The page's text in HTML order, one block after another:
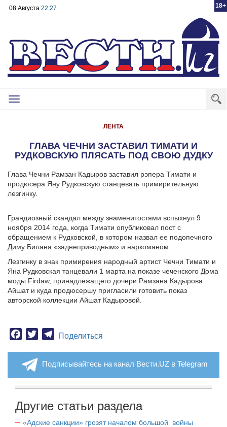
18+
08 Августа 22:27
Toggle
ЛЕНТА
ГЛАВА ЧЕЧНИ ЗАСТАВИЛ ТИМАТИ И
РУДКОВСКУЮ ПЛЯСАТЬ ПОД СВОЮ ДУДКУ
Глава Чечни Рамзан Кадыров заставил рэпера Тимати и
продюсера Яну Рудковскую станцевать примирительную
лезгинку.
Грандиозный скандал между знаменитостями вспыхнул 9
ноября 2014 года, когда Тимати опубликовал пост с
обращением к Рудковской, в котором назвал ее подопечного
Диму Билана «заднеприводным» и наркоманом.
Лезгинку в знак примирения народный артист Чечни Тимати и
Яна Рудковская танцевали 1 марта на показе чеченского Дома
моды Firdaw, принадлежащего дочери Рамзана Кадырова
Айшат и куда продюсершу пригласили готовить показ
авторской коллекции Айшат Кадыровой.
Facebook
TwitterTelegram
Поделиться
Подписывайтесь на канал Вести.UZ в Telegram
Другие статьи раздела
«Адские санкции» грозят началом большой войны